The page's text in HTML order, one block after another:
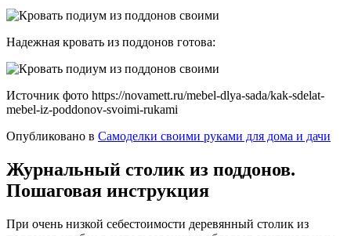
Надежная кровать из поддонов готова:
Источник фото https://novamett.ru/mebel-dlya-sada/kak-sdelat-
mebel-iz-poddonov-svoimi-rukami
Опубликовано в Самоделки своими руками для дома и дачи
Журнальный столик из поддонов.
Пошаговая инструкция
При очень низкой себестоимости деревянный столик из